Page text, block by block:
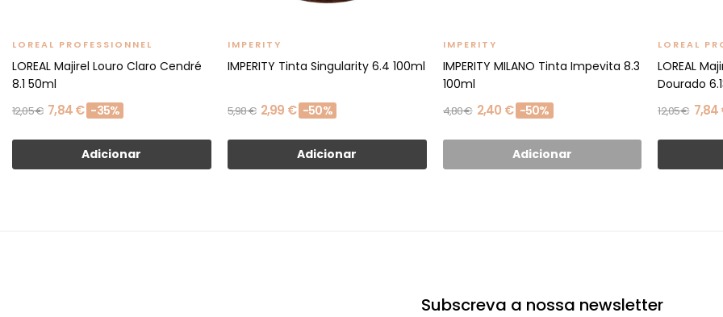
LOREAL PROFESSIONNEL
LOREAL Majirel Louro Claro Cendré
8.1 50ml
12,05 € 7,84 € -35%
Adicionar
IMPERITY
IMPERITY Tinta Singularity 6.4 100ml
5,98 € 2,99 € -50%
Adicionar
IMPERITY
IMPERITY MILANO Tinta Impevita 8.3
100ml
4,80 € 2,40 € -50%
Adicionar
LOREAL
LOREAL
Dourado
12,05 € 7,84
Subscreva a nossa newsletter